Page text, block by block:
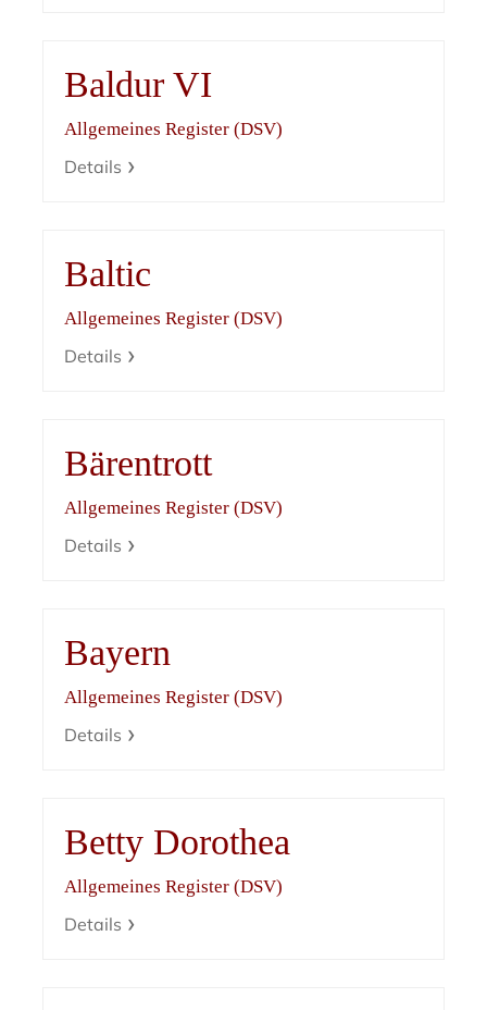
Baldur VI
Allgemeines Register (DSV)
Details
Baltic
Allgemeines Register (DSV)
Details
Bärentrott
Allgemeines Register (DSV)
Details
Bayern
Allgemeines Register (DSV)
Details
Betty Dorothea
Allgemeines Register (DSV)
Details